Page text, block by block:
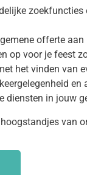
offerte
op voor je feest
het vinden van
diensten in jouw
van